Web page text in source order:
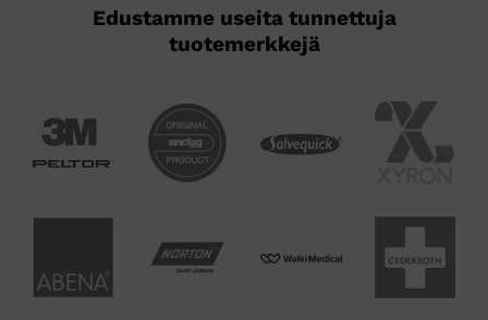
Edustamme useita tunnettuja
tuotemerkkejä